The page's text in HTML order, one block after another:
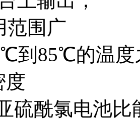
范围广
到85℃的温度
度
硫酰氯电池比